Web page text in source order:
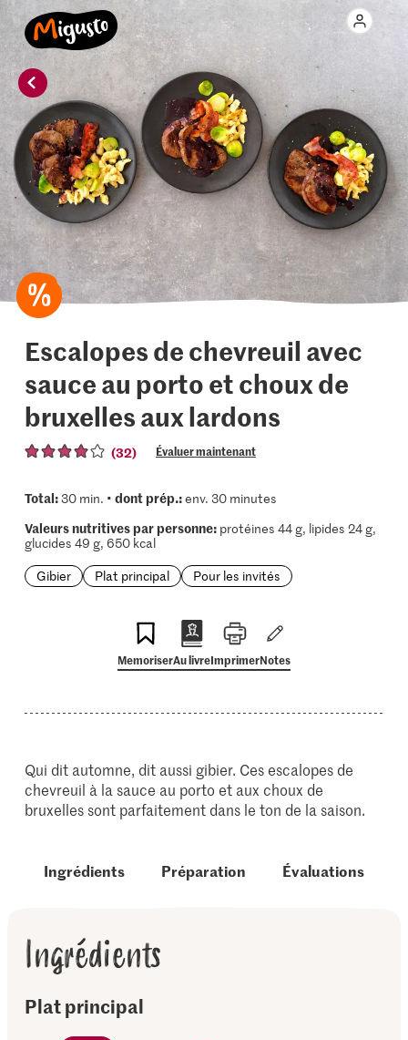
Escalopes de chevreuil avec
sauce au porto et choux de
bruxelles aux lardons
(32) Évaluer maintenant
Total:30 min. • dont prép.:env. 30 minutes
Valeurs nutritives par personne:protéines 44 g, lipides 24 g,
glucides 49 g, 650 kcal
Gibier
Plat principal Pour les invités
MemoriserAu livreImprimerNotes
Qui dit automne, dit aussi gibier. Ces escalopes de
chevreuil à la sauce au porto et aux choux de
bruxelles sont parfaitement dans le ton de la saison.
Ingrédients Préparation Évaluations
Ingrédients
Plat principal